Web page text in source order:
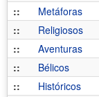
::
Metáforas
::
Religiosos
::
Aventuras
::
Bélicos
::
Históricos